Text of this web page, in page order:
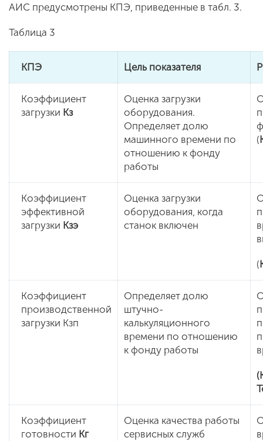
АИС предусмотрены КПЭ, приведенные в табл. 3.
Таблица 3
КПЭ Цель показателя
Коэффициент
загрузки Кз
Оценка загрузки
оборудования.
Определяет долю
машинного времени по
отношению к фонду
работы
(
Коэффициент
эффективной
загрузки Кзэ
Оценка загрузки
оборудования, когда
станок включен
(
Коэффициент
производственной
загрузки Кзп
Определяет долю
штучно-
калькуляционного
времени по отношению
к фонду работы
Коэффициент
готовности Кг
Оценка качества работы
сервисных служб